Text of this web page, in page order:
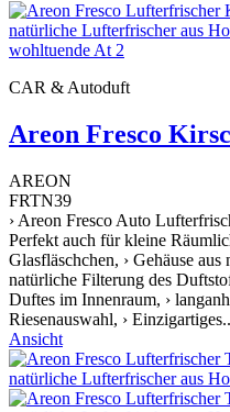
CAR & Autoduft
Areon Fresco
AREON
FRTN39
› Areon Fresco Auto
Perfekt auch für kleine
Glasfläschchen, › Gehäuse
natürliche Filterung des
Duftes im Innenraum, ›
Riesenauswahl, ›
Ansicht